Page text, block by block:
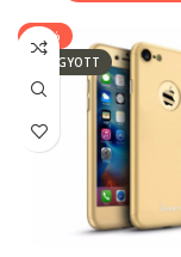
-39%
ELFOGYOTT